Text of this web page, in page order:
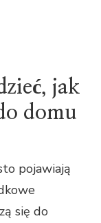
jak
domu
pojawiają
się do